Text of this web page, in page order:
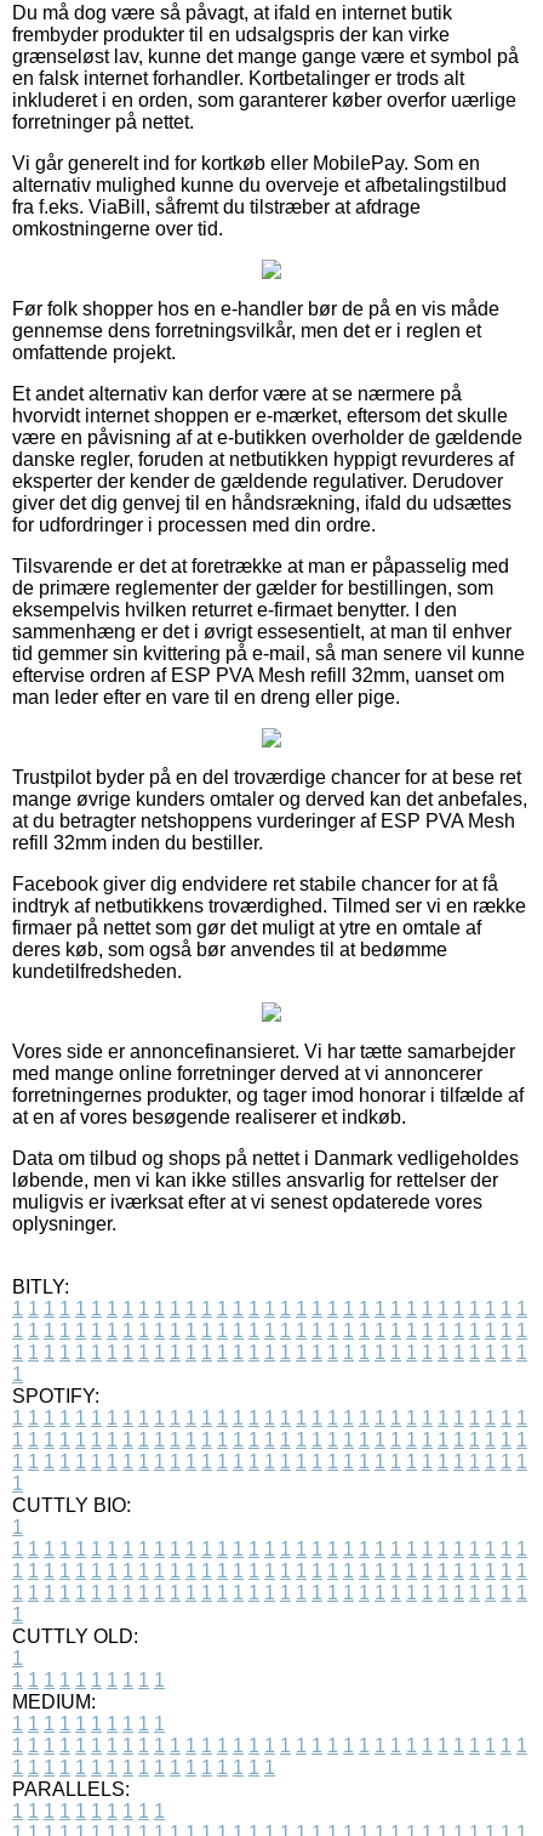
Du må dog være så påvagt, at ifald en internet butik
frembyder produkter til en udsalgspris der kan virke
grænseløst lav, kunne det mange gange være et symbol på
en falsk internet forhandler. Kortbetalinger er trods alt
inkluderet i en orden, som garanterer køber overfor uærlige
forretninger på nettet.
Vi går generelt ind for kortkøb eller MobilePay. Som en
alternativ mulighed kunne du overveje et afbetalingstilbud
fra f.eks. ViaBill, såfremt du tilstræber at afdrage
omkostningerne over tid.
Før folk shopper hos en e-handler bør de på en vis måde
gennemse dens forretningsvilkår, men det er i reglen et
omfattende projekt.
Et andet alternativ kan derfor være at se nærmere på
hvorvidt internet shoppen er e-mærket, eftersom det skulle
være en påvisning af at e-butikken overholder de gældende
danske regler, foruden at netbutikken hyppigt revurderes af
eksperter der kender de gældende regulativer. Derudover
giver det dig genvej til en håndsrækning, ifald du udsættes
for udfordringer i processen med din ordre.
Tilsvarende er det at foretrække at man er påpasselig med
de primære reglementer der gælder for bestillingen, som
eksempelvis hvilken returret e-firmaet benytter. I den
sammenhæng er det i øvrigt essesentielt, at man til enhver
tid gemmer sin kvittering på e-mail, så man senere vil kunne
eftervise ordren af ESP PVA Mesh refill 32mm, uanset om
man leder efter en vare til en dreng eller pige.
Trustpilot byder på en del troværdige chancer for at bese ret
mange øvrige kunders omtaler og derved kan det anbefales,
at du betragter netshoppens vurderinger af ESP PVA Mesh
refill 32mm inden du bestiller.
Facebook giver dig endvidere ret stabile chancer for at få
indtryk af netbutikkens troværdighed. Tilmed ser vi en række
firmaer på nettet som gør det muligt at ytre en omtale af
deres køb, som også bør anvendes til at bedømme
kundetilfredsheden.
Vores side er annoncefinansieret. Vi har tætte samarbejder
med mange online forretninger derved at vi annoncerer
forretningernes produkter, og tager imod honorar i tilfælde af
at en af vores besøgende realiserer et indkøb.
Data om tilbud og shops på nettet i Danmark vedligeholdes
løbende, men vi kan ikke stilles ansvarlig for rettelser der
muligvis er iværksat efter at vi senest opdaterede vores
oplysninger.
BITLY:
1 1 1 1 1 1 1 1 1 1 1 1 1 1 1 1 1 1 1 1 1 1 1 1 1 1 1 1 1 1 1 1 1
1 1 1 1 1 1 1 1 1 1 1 1 1 1 1 1 1 1 1 1 1 1 1 1 1 1 1 1 1 1 1 1 1
1 1 1 1 1 1 1 1 1 1 1 1 1 1 1 1 1 1 1 1 1 1 1 1 1 1 1 1 1 1 1 1 1
1
SPOTIFY:
1 1 1 1 1 1 1 1 1 1 1 1 1 1 1 1 1 1 1 1 1 1 1 1 1 1 1 1 1 1 1 1 1
1 1 1 1 1 1 1 1 1 1 1 1 1 1 1 1 1 1 1 1 1 1 1 1 1 1 1 1 1 1 1 1 1
1 1 1 1 1 1 1 1 1 1 1 1 1 1 1 1 1 1 1 1 1 1 1 1 1 1 1 1 1 1 1 1 1
1
CUTTLY BIO:
1
1 1 1 1 1 1 1 1 1 1 1 1 1 1 1 1 1 1 1 1 1 1 1 1 1 1 1 1 1 1 1 1 1
1 1 1 1 1 1 1 1 1 1 1 1 1 1 1 1 1 1 1 1 1 1 1 1 1 1 1 1 1 1 1 1 1
1 1 1 1 1 1 1 1 1 1 1 1 1 1 1 1 1 1 1 1 1 1 1 1 1 1 1 1 1 1 1 1 1
1
CUTTLY OLD:
1
1 1 1 1 1 1 1 1 1 1
MEDIUM:
1 1 1 1 1 1 1 1 1 1
1 1 1 1 1 1 1 1 1 1 1 1 1 1 1 1 1 1 1 1 1 1 1 1 1 1 1 1 1 1 1 1 1
1 1 1 1 1 1 1 1 1 1 1 1 1 1 1 1 1
PARALLELS:
1 1 1 1 1 1 1 1 1 1